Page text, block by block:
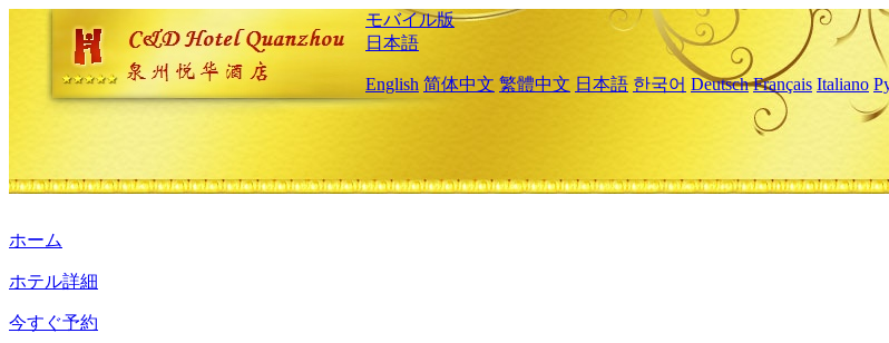
モバイル版
日本語
English 简体中文 繁體中文 日本語 한국어 Deutsch Français Italiano
ホーム
ホテル詳細
今すぐ予約